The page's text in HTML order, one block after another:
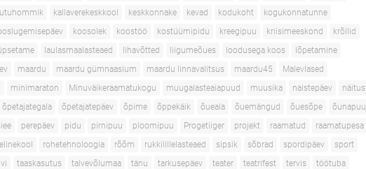
kallaverekeskkool keskkonnake kevad kodukoht
kogukonnatunne
koosolek koostöö kostüümipidu kreegipuu kriisimeeskond
krõllid
laulasmaalasteaed lihavõtted liigumeõues loodusega koos
lõpetamine
maardu maardu gümnaasium maardu linnavalitsus maardu45
Malevlased
minimaraton Minuväikeraamatukogu muugalasteaiapuud muusika naistepäev
näitus
õpetajategala õpetajatepäev õpime õppekäik õueala õuemängud õuesõpe
õunapuu
perepäev pidu pirnipuu ploomipuu Progetiiger projekt raamatud
raamatupesa
rohetehnoloogia rõõm rukkilillelasteaed sipsik sõbrad spordipäev
sport
taaskasutus talvevõlumaa tänu tarkusepäev teater teatrifest tervis
töötuba